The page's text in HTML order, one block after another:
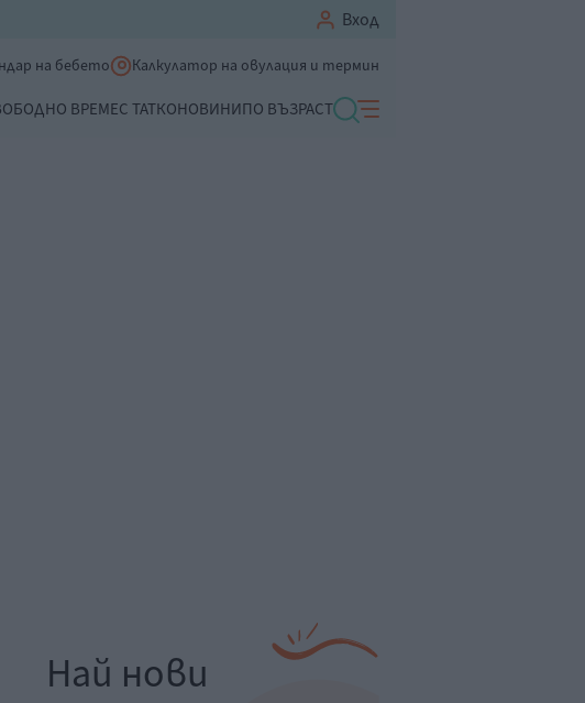
Вход
на бебето Калкулатор на овулация и термин
ВРЕМЕС ТАТКОНОВИНИПО ВЪЗРАСТ
Най нови